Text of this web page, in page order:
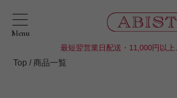
Menu
最短翌営業日配送・11,000円以
Top 商品一覧